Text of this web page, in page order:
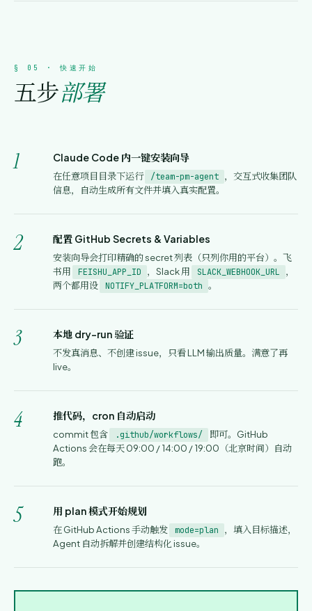
§ 05 · 快速开始
五步部署
1 Claude Code 内一键安装向导
在任意项目目录下运行 /team-pm-agent ，交互式收集团队
信息，自动生成所有文件并填入真实配置。
2 配置 GitHub Secrets & Variables
安装向导会打印精确的 secret 列表（只列你用的平台）。飞
书用
FEISHU_APP_ID ，Slack 用 SLACK_WEBHOOK_URL
，
两个都用设
NOTIFY_PLATFORM=both 。
3 本地 dry-run 验证
不发真消息、不创建 issue，只看 LLM 输出质量。满意了再
live。
4 推代码，cron 自动启动
commit 包含 .github/workflows/
即可。GitHub
Actions 会在每天 09:00 / 14:00 / 19:00（北京时间）自动
跑。
5 用 plan 模式开始规划
在 GitHub Actions 手动触发 mode=plan
，填入目标描述，
Agent 自动拆解并创建结构化 issue。